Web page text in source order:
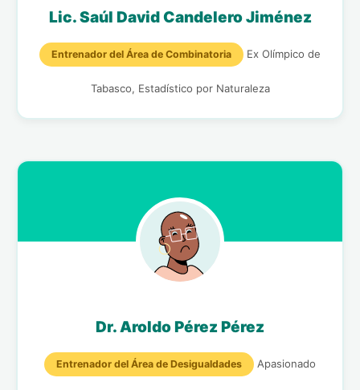
Lic. Saúl David Candelero Jiménez
Entrenador del Área de Combinatoria Ex Olímpico de
Tabasco, Estadístico por Naturaleza
Dr. Aroldo Pérez Pérez
Entrenador del Área de Desigualdades Apasionado